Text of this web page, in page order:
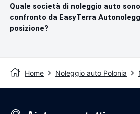
Quale società di noleggio auto
confronto da EasyTerra
posizione?
Home Noleggio auto Polonia